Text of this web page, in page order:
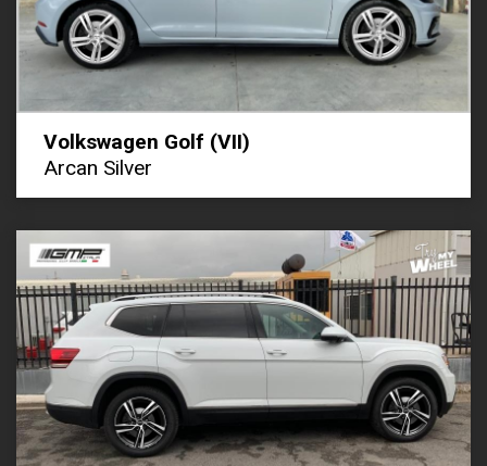
Volkswagen Golf (VII)
Arcan Silver